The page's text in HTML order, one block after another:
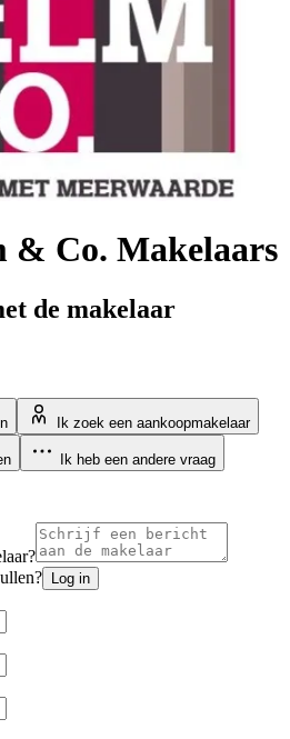
& Co. Makelaars
de makelaar
Ik zoek een aankoopmakelaar
Ik heb een andere vraag
Log in